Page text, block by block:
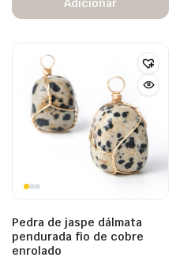
Adicionar
Pedra de jaspe dálmata
pendurada fio de cobre
enrolado